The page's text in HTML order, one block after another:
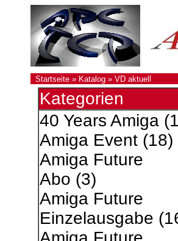
Startseite » Katalog » VD aktuell
Kategorien
40 Years Amiga
Amiga Event(18)
Amiga Future
Abo (3)
Amiga Future
Einzelausgabe